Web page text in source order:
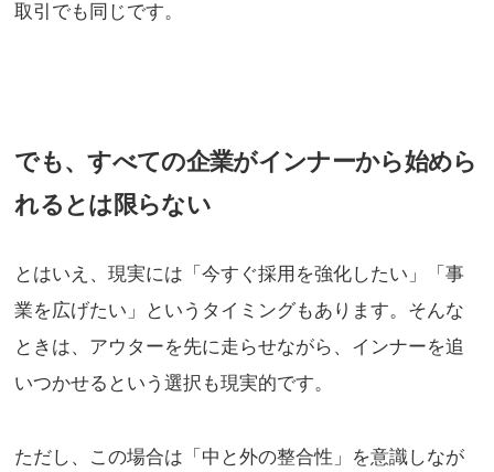
取引でも同じです。
でも、すべての企業がインナーから始めら
れるとは限らない
とはいえ、現実には「今すぐ採用を強化したい」「事
業を広げたい」というタイミングもあります。そんな
ときは、アウターを先に走らせながら、インナーを追
いつかせるという選択も現実的です。
ただし、この場合は「中と外の整合性」を意識しなが